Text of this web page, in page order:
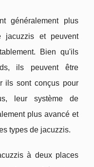
généralement plus
jacuzzis et peuvent
Bien qu'ils
ils peuvent être
ils sont conçus pour
leur système de
plus avancé et
types de jacuzzis.
à deux places